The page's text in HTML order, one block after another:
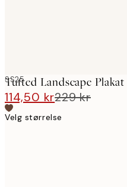
SS25
Tufted Landscape Plakat
114,50 kr229 kr
Velg størrelse